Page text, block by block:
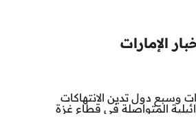
الإمارات
وسبع دول تدين الانتهاكات
المتواصلة في قطاع غزة